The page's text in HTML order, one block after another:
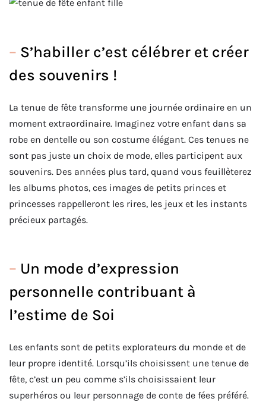
– S’habiller c’est célébrer et créer
des souvenirs !
La tenue de fête transforme une journée ordinaire en un
moment extraordinaire. Imaginez votre enfant dans sa
robe en dentelle ou son costume élégant. Ces tenues ne
sont pas juste un choix de mode, elles participent aux
souvenirs. Des années plus tard, quand vous feuillèterez
les albums photos, ces images de petits princes et
princesses rappelleront les rires, les jeux et les instants
précieux partagés.
– Un mode d’expression
personnelle contribuant à
l’estime de Soi
Les enfants sont de petits explorateurs du monde et de
leur propre identité. Lorsqu’ils choisissent une tenue de
fête, c’est un peu comme s’ils choisissaient leur
superhéros ou leur personnage de conte de fées préféré.